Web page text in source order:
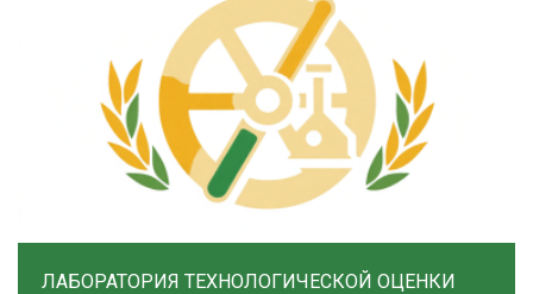
ЛАБОРАТОРИЯ ТЕХНОЛОГИЧЕСКОЙ ОЦЕНКИ